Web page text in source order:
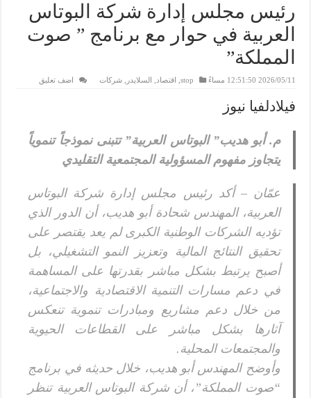
رئيس مجلس إدارة شركة البوتاس
العربية في حوار مع برنامج ” صوت
المملكة”
2026/05/11 12:51:50 مساءً stop اقتصاد السلايدر ,شركات اضف تعليق
فيلادلفيا نيوز
م. أبو هديب” البوتاس العربية” تتبنى نموذجاً تنموياً
يتجاوز مفهوم المسؤولية المجتمعية التقليدي
عمّان – أكد رئيس مجلس إدارة شركة البوتاس
العربية، المهندس شحادة أبو هديب، أن الدور الذي
تؤديه الشركات الوطنية الكبرى لم يعد يقتصر على
تحقيق النتائج المالية وتعزيز النمو التشغيلي، بل
أصبح يرتبط بشكل مباشر بقدرتها على المساهمة
في دعم مسارات التنمية الاقتصادية والاجتماعية،
من خلال دعم مشاريع ومبادرات تنموية تنعكس
آثارها بشكل مباشر على القطاعات الحيوية
والمجتمعات المحلية.
وأوضح المهندس أبو هديب، خلال حديثه في برنامج
“صوت المملكة”، أن شركة البوتاس العربية تنظر